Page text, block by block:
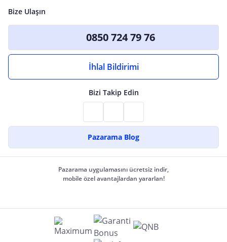
Bize Ulaşın
0850 724 79 76
İhlal Bildirimi
Bizi Takip Edin
Pazarama Blog
Pazarama uygulamasını ücretsiz indir,
mobile özel avantajlardan yararlan!